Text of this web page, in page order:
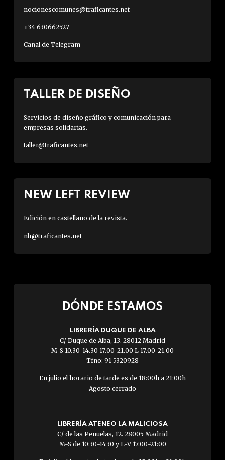
nocionescomunes@traficantes.net
+34 630662527
Canal de Telegram
TALLER DE DISEÑO
Servicios de diseño gráfico y comunicación para
empresas solidarias.
taller@traficantes.net
NEW LEFT REVIEW
Edición en castellano de la revista.
nlr@traficantes.net
DÓNDE ESTAMOS
LIBRERÍA DUQUE DE ALBA
C/ Duque de Alba, 13. 28012 Madrid
M-S 10.30-14.30 17.00-21.00 L 17.00-21.00
Tfno: 91 5320928
En julio el horario de tarde es de 18:00h a 21:00h
Agosto cerrado
LIBRERÍA ATENEO LA MALICIOSA
C/ de las Peñuelas, 12. 28005 Madrid
M-S de 10:30-14:30 y L-V 17:00-21:00